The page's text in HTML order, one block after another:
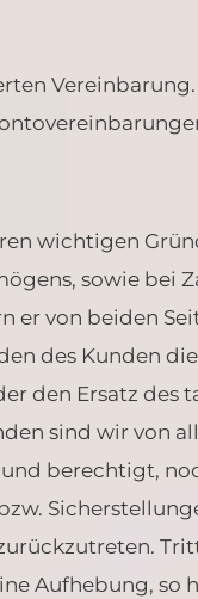
wichtigen
sowie bei
von beiden
des Kunden
den Ersatz des
sind wir von
berechtigt,
Aufhebung, so